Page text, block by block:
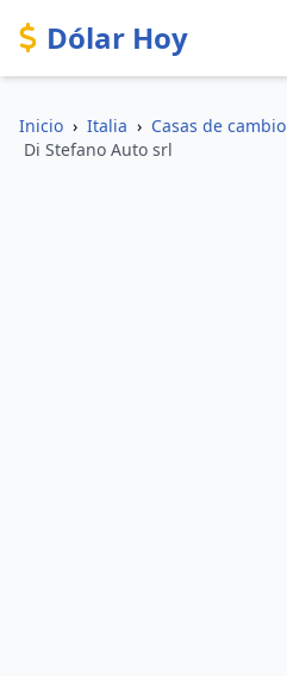
Dólar Hoy
Inicio › Italia › Casas de cambio
Di Stefano Auto srl